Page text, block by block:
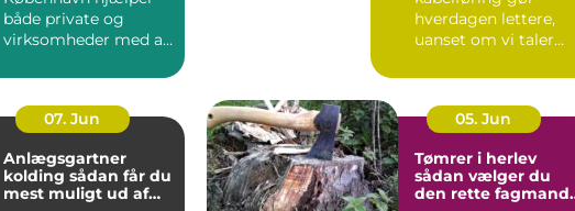
både private og
virksomheder med alt
hverdagen lettere,
uanset om vi taler
fødevareindustrie...
07. Jun
Anlægsgartner
kolding sådan får du
mest muligt ud af
05. Jun
Tømrer i herlev
sådan vælger du
den rette fagmand